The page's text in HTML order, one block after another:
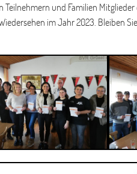
Teilnehmern und Familien
im Jahr 2023. Bleiben